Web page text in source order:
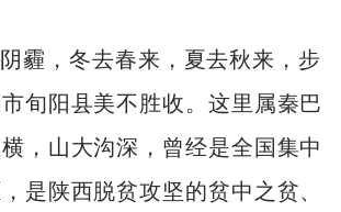
霾，冬去春来，夏去秋来，步
旬阳县美不胜收。这里属秦巴
，山大沟深，曾经是全国集中
是陕西脱贫攻坚的贫中之贫、